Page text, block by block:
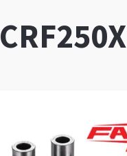
CRF250X